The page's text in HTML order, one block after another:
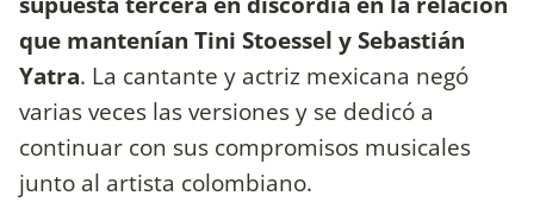
que mantenían Tini Stoessel y Sebastián
Yatra. La cantante y actriz mexicana negó
varias veces las versiones y se dedicó a
continuar con sus compromisos musicales
junto al artista colombiano.